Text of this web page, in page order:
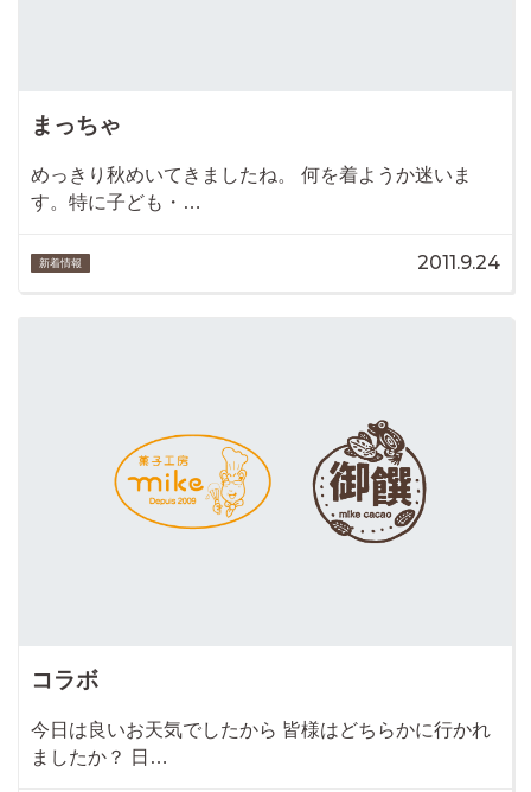
まっちゃ
めっきり秋めいてきましたね。 何を着ようか迷いま
す。特に子ども・…
新着情報 2011.9.24
コラボ
今日は良いお天気でしたから 皆様はどちらかに行かれ
ましたか？ 日…